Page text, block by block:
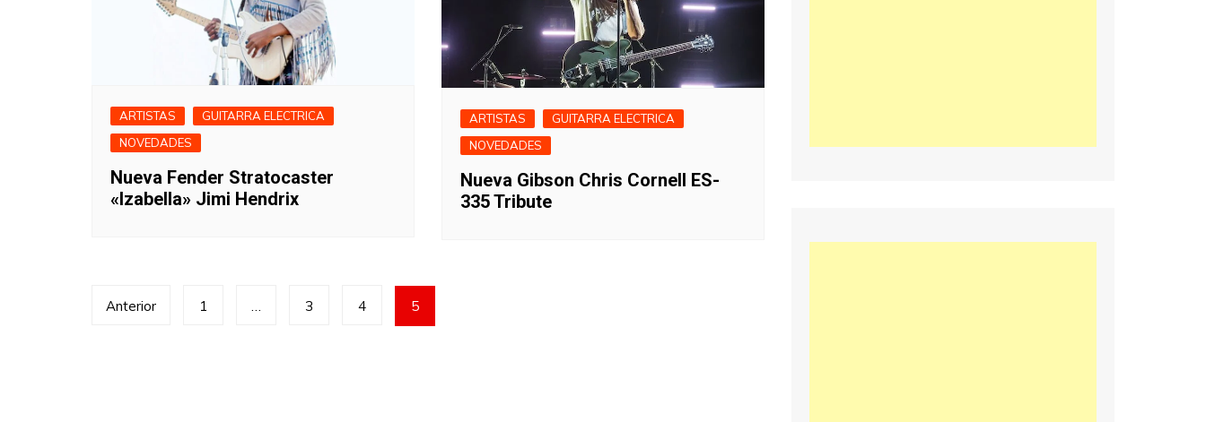
ARTISTAS
GUITARRA ELECTRICA
NOVEDADES
Nueva Fender Stratocaster
«Izabella» Jimi Hendrix
ARTISTAS
GUITARRA ELECTRICA
NOVEDADES
Nueva Gibson Chris Cornell ES-
335 Tribute
Paginación
Anterior 1 3 4 5